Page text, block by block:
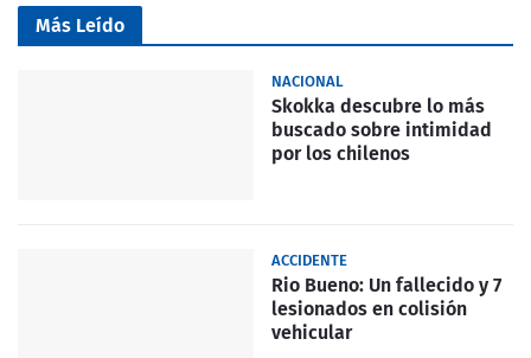
Más Leído
NACIONAL
Skokka descubre lo más
buscado sobre intimidad
por los chilenos
ACCIDENTE
Rio Bueno: Un fallecido y 7
lesionados en colisión
vehicular